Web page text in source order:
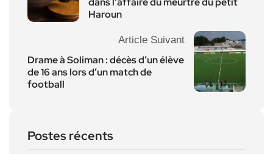
Haroun
Article Suivant
Drame à Soliman : décès d’un élève
de 16 ans lors d’un match de
football
Postes récents